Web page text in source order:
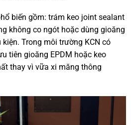
biến gồm: trám keo joint sealant
không co ngót hoặc dùng gioăng
Trong môi trường KCN có
tiên gioăng EPDM hoặc keo
thay vì vữa xi măng thông